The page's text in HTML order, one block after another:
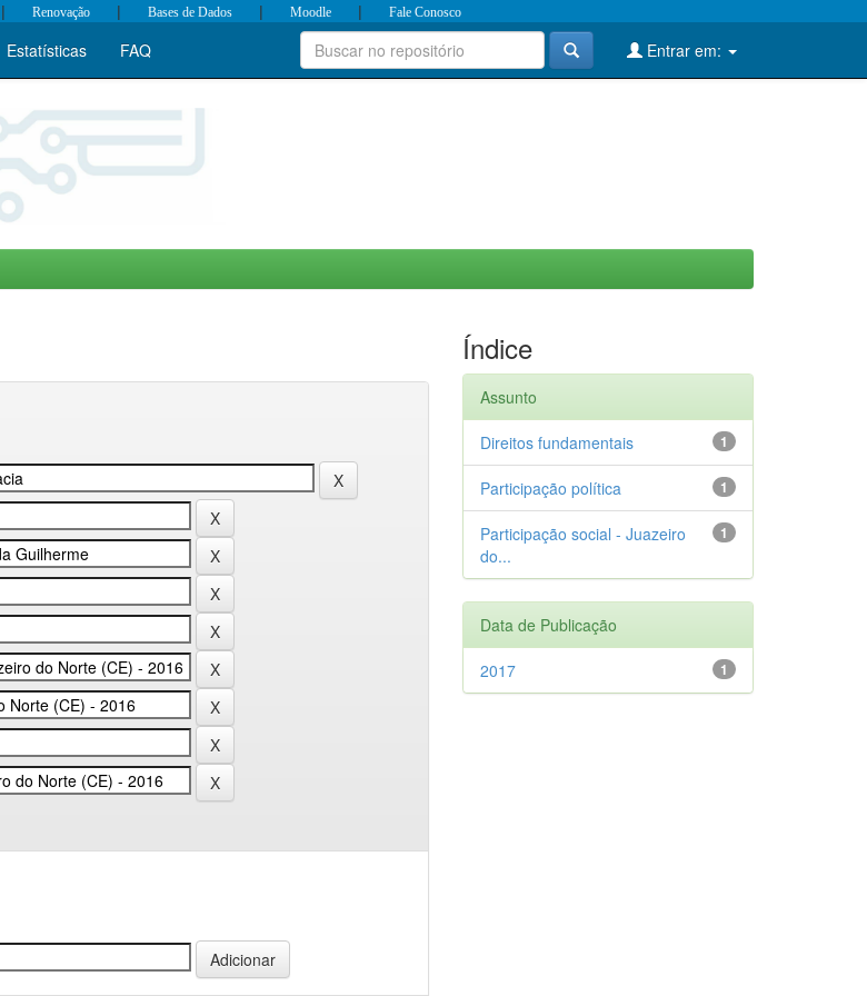
| Renovação | Bases de Dados | Moodle | Fale Conosco
Estatísticas FAQ Entrar em:
Índice
Assunto
1
Direitos fundamentais
1
Participação política
1
Participação social - Juazeiro
do...
Data de Publicação
1
2017